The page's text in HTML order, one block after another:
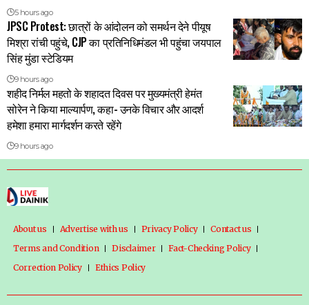
5 hours ago
JPSC Protest: छात्रों के आंदोलन को समर्थन देने पीयूष
मिश्रा रांची पहुंचे, CJP का प्रतिनिधिमंडल भी पहुंचा जयपाल
सिंह मुंडा स्टेडियम
9 hours ago
शहीद निर्मल महतो के शहादत दिवस पर मुख्यमंत्री हेमंत
सोरेन ने किया माल्यार्पण, कहा- उनके विचार और आदर्श
हमेशा हमारा मार्गदर्शन करते रहेंगे
9 hours ago
About us Advertise with us Privacy Policy
Contact us
Terms and Condition
Disclaimer
Fact-Checking Policy
Correction Policy
Ethics Policy